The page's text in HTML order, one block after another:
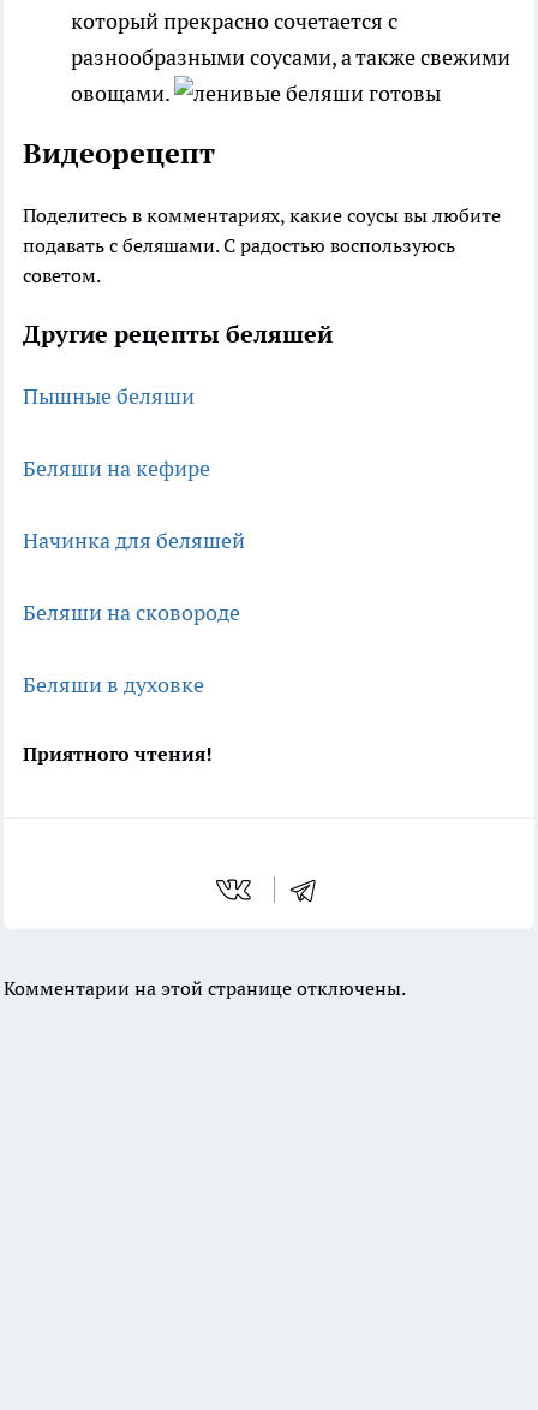
который прекрасно сочетается с
разнообразными соусами, а также свежими
овощами.
Видеорецепт
Поделитесь в комментариях, какие соусы вы любите
подавать с беляшами. С радостью воспользуюсь
советом.
Другие рецепты беляшей
Пышные беляши
Беляши на кефире
Начинка для беляшей
Беляши на сковороде
Беляши в духовке
Приятного чтения!
Комментарии на этой странице отключены.